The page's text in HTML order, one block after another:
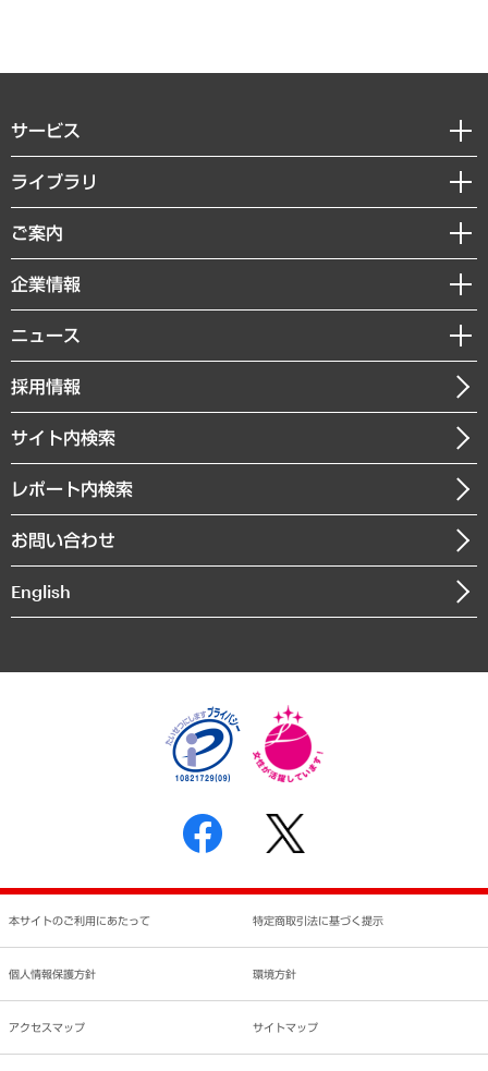
サービス
経営戦略
組織・人事戦略
デジタルイノベーション
共生・ダイバーシティ
GRC（ガバナンス・リスク・コンプライアンス）・防災（政策）
経済・産業・雇用・労働
まちづくり・観光・交通・スポーツ・スマートシティ
自然資源・農林水産業・食料システム
ライブラリ
経済調査
レポート
コラム
経営用語集
受託・受注実績（官公庁関連）
メディア掲載・出演
ご案内
セミナー・イベント情報
MUFGビジネスセミナー
受託案件情報
企業情報
私たちの想い
社長メッセージ
会社概要
沿革
組織図・本部部室紹介
インドネシア現地法人
個人情報保護方針
反社会的勢力に対する基本方針
書面による個人情報の開示等の請求の手続きについて
ニュース
ニュースリリース
お知らせ
採用情報
サイト内検索
レポート内検索
お問い合わせ
English
本サイトのご利用にあたって 特定商取引法に基づく提示
個人情報保護方針 環境方針
アクセスマップ サイトマップ